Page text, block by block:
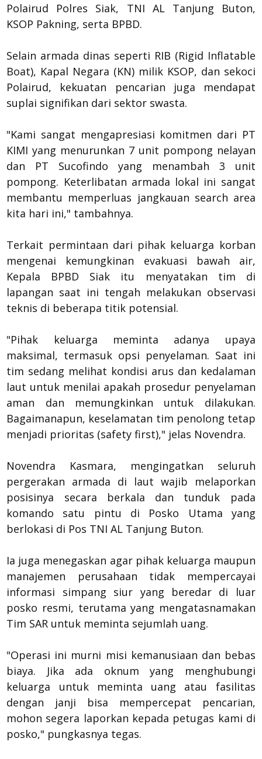
Polairud Polres Siak, TNI AL Tanjung Buton,
KSOP Pakning, serta BPBD.
​Selain armada dinas seperti RIB (Rigid Inflatable
Boat), Kapal Negara (KN) milik KSOP, dan sekoci
Polairud, kekuatan pencarian juga mendapat
suplai signifikan dari sektor swasta.
​"Kami sangat mengapresiasi komitmen dari PT
KIMI yang menurunkan 7 unit pompong nelayan
dan PT Sucofindo yang menambah 3 unit
pompong. Keterlibatan armada lokal ini sangat
membantu memperluas jangkauan search area
kita hari ini," tambahnya.
​Terkait permintaan dari pihak keluarga korban
mengenai kemungkinan evakuasi bawah air,
Kepala BPBD Siak itu menyatakan tim di
lapangan saat ini tengah melakukan observasi
teknis di beberapa titik potensial.
​"Pihak keluarga meminta adanya upaya
maksimal, termasuk opsi penyelaman. Saat ini
tim sedang melihat kondisi arus dan kedalaman
laut untuk menilai apakah prosedur penyelaman
aman dan memungkinkan untuk dilakukan.
Bagaimanapun, keselamatan tim penolong tetap
menjadi prioritas (safety first)," jelas Novendra.
Novendra Kasmara, mengingatkan seluruh
pergerakan armada di laut wajib melaporkan
posisinya secara berkala dan tunduk pada
komando satu pintu di Posko Utama yang
berlokasi di Pos TNI AL Tanjung Buton.
​Ia juga menegaskan agar pihak keluarga maupun
manajemen perusahaan tidak mempercayai
informasi simpang siur yang beredar di luar
posko resmi, terutama yang mengatasnamakan
Tim SAR untuk meminta sejumlah uang.
​"Operasi ini murni misi kemanusiaan dan bebas
biaya. Jika ada oknum yang menghubungi
keluarga untuk meminta uang atau fasilitas
dengan janji bisa mempercepat pencarian,
mohon segera laporkan kepada petugas kami di
posko," pungkasnya tegas.